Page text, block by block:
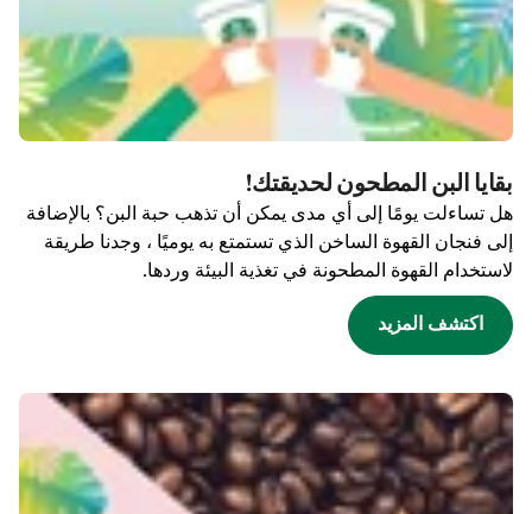
بقايا البن المطحون لحديقتك!
هل تساءلت يومًا إلى أي مدى يمكن أن تذهب حبة البن؟ بالإضافة
إلى فنجان القهوة الساخن الذي تستمتع به يوميًا ، وجدنا طريقة
لاستخدام القهوة المطحونة في تغذية البيئة وردها.
اكتشف المزيد